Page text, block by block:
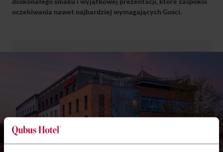
oczekiwania nawet najbardziej wymagających Gości.